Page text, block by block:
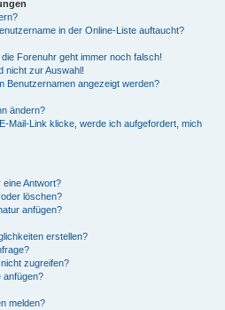
in der Online-Liste auftaucht?
Forenuhr geht immer noch falsch!
nicht zur Auswahl!
Benutzernamen angezeigt werden?
ändern?
Mail-Link klicke, werde ich aufgefordert, mich
Antwort?
löschen?
anfügen?
erstellen?
zugreifen?
anfügen?
melden?